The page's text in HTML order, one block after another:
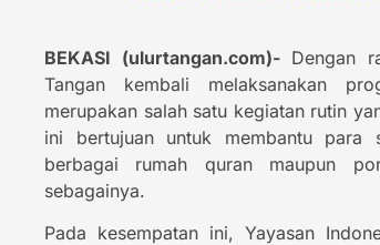
BEKASI (ulurtangan.com)-Dengan
Tangan kembali melaksanakan
merupakan salah satu kegiatan rutin
ini bertujuan untuk membantu
berbagai rumah quran maupun
sebagainya.
Pada kesempatan ini, Yayasan